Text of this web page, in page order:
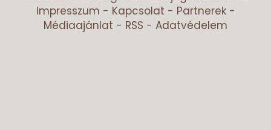
Impresszum - Kapcsolat - Partnerek-
Médiaajánlat - RSS - Adatvédelem